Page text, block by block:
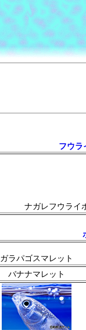
フウ
ナガレフウライ
ガラパゴスマレット
バナナマレット